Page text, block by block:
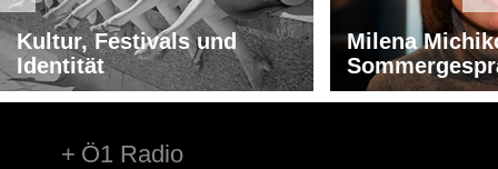
Kultur, Festivals und
Identität
Milena
Ö1 Radio